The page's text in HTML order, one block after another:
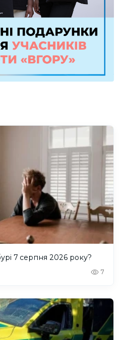
7 серпня 2026 року?
7